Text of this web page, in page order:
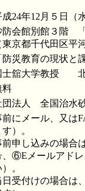
成24年12月５日
防会館別館３階
東京都千代田区平
防災教育の現状と
士舘大学教授 北
料
団法人 全国治水
前にメール、又は
す）。
前申し込みの場
、⑥Eメールアド
。
日受付けの場合は